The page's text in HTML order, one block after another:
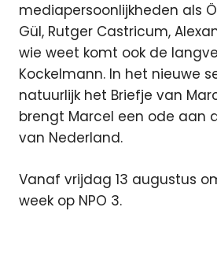
mediapersoonlijkheden als
Gül, Rutger Castricum,
wie weet komt ook de
Kockelmann. In het nieuwe
natuurlijk het Briefje van
brengt Marcel een ode aan
van Nederland.
Vanaf vrijdag 13 augustus
week op NPO 3.